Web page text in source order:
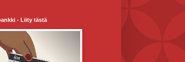
- Liity tästä